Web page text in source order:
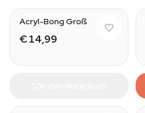
Acryl-Bong Groß
€ 14,99